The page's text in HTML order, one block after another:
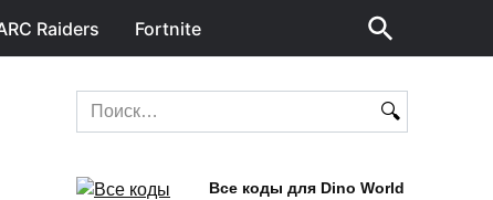
Raiders Fortnite
Search
for:
Все коды для Dino World